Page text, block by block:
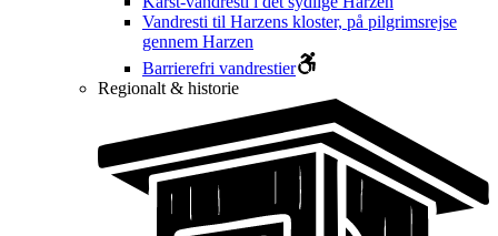
Vandresti til Harzens kloster, på pilgrimsrejse
gennem Harzen
Barrierefri vandrestier
Regionalt & historie